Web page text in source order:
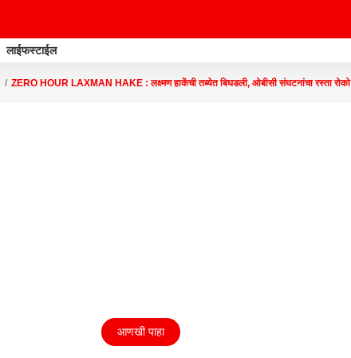
लाईफस्टाईल
ZERO HOUR LAXMAN HAKE : लक्ष्मण हाकेंची तब्येत बिघडली, ओबीसी संघटनांचा रस्ता रोको
आणखी पाहा